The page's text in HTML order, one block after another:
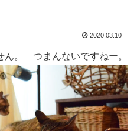
2020.03.10
ん。 つまんないですねー。